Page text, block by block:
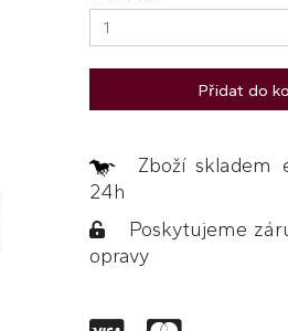
Přidat do
Zboží skladem
24h
Poskytujeme
opravy